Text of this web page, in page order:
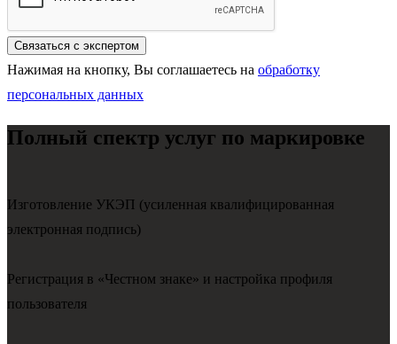
Нажимая на кнопку, Вы соглашаетесь на обработку
персональных данных
Полный спектр услуг по маркировке
Изготовление УКЭП (усиленная квалифицированная
электронная подпись)
Регистрация в «Честном знаке» и настройка профиля
пользователя